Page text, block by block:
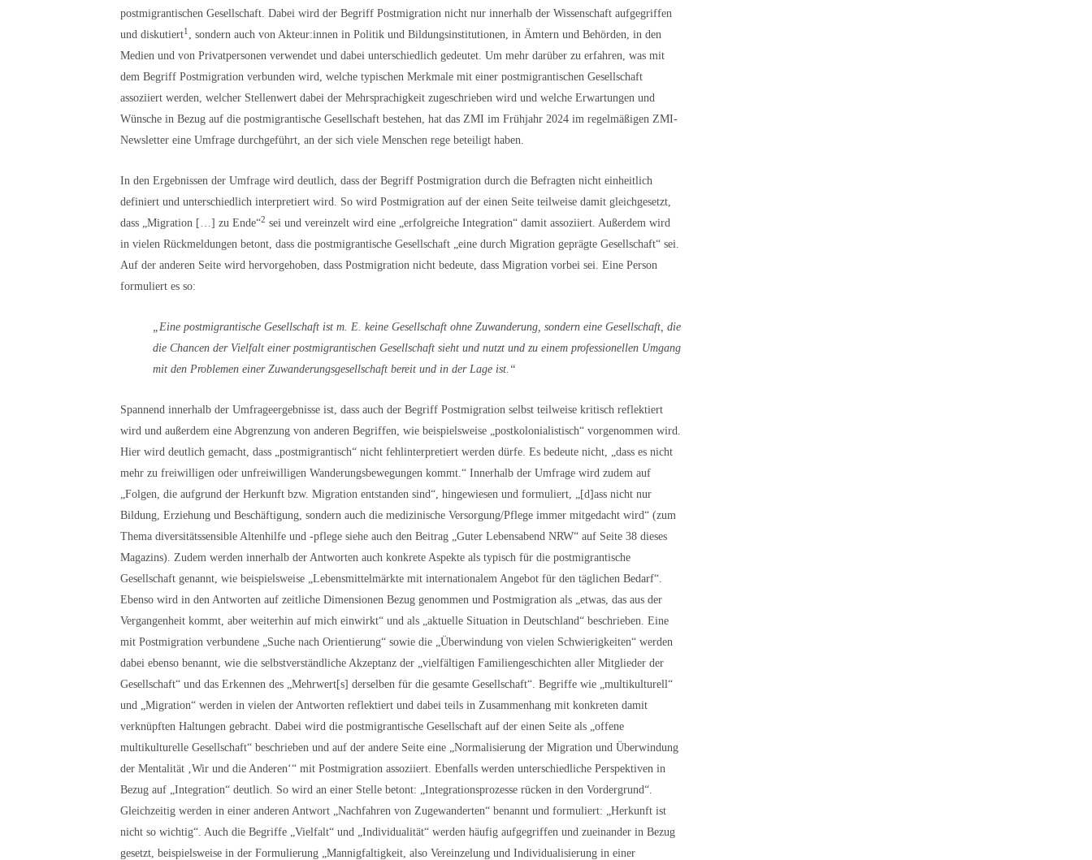
postmigrantischen Gesellschaft. Dabei wird der Begriff Postmigration nicht nur innerhalb der Wissenschaft aufgegriffen
und diskutiert1
, sondern auch von Akteur:innen in Politik und Bildungsinstitutionen, in Ämtern und Behörden, in den
Medien und von Privatpersonen verwendet und dabei unterschiedlich gedeutet. Um mehr darüber zu erfahren, was mit
dem Begriff Postmigration verbunden wird, welche typischen Merkmale mit einer postmigrantischen Gesellschaft
assoziiert werden, welcher Stellenwert dabei der Mehrsprachigkeit zugeschrieben wird und welche Erwartungen und
Wünsche in Bezug auf die postmigrantische Gesellschaft bestehen, hat das ZMI im Frühjahr 2024 im regelmäßigen ZMI-
Newsletter eine Umfrage durchgeführt, an der sich viele Menschen rege beteiligt haben.
In den Ergebnissen der Umfrage wird deutlich, dass der Begriff Postmigration durch die Befragten nicht einheitlich
definiert und unterschiedlich interpretiert wird. So wird Postmigration auf der einen Seite teilweise damit gleichgesetzt,
dass „Migration […] zu Ende“2 sei und vereinzelt wird eine „erfolgreiche Integration“ damit assoziiert. Außerdem wird
in vielen Rückmeldungen betont, dass die postmigrantische Gesellschaft „eine durch Migration geprägte Gesellschaft“ sei.
Auf der anderen Seite wird hervorgehoben, dass Postmigration nicht bedeute, dass Migration vorbei sei. Eine Person
formuliert es so:
„Eine postmigrantische Gesellschaft ist m. E. keine Gesellschaft ohne Zuwanderung, sondern eine Gesellschaft, die
die Chancen der Vielfalt einer postmigrantischen Gesellschaft sieht und nutzt und zu einem professionellen Umgang
mit den Problemen einer Zuwanderungsgesellschaft bereit und in der Lage ist.“
Spannend innerhalb der Umfrageergebnisse ist, dass auch der Begriff Postmigration selbst teilweise kritisch reflektiert
wird und außerdem eine Abgrenzung von anderen Begriffen, wie beispielsweise „postkolonialistisch“ vorgenommen wird.
Hier wird deutlich gemacht, dass „postmigrantisch“ nicht fehlinterpretiert werden dürfe. Es bedeute nicht, „dass es nicht
mehr zu freiwilligen oder unfreiwilligen Wanderungsbewegungen kommt.“ Innerhalb der Umfrage wird zudem auf
„Folgen, die aufgrund der Herkunft bzw. Migration entstanden sind“, hingewiesen und formuliert, „[d]ass nicht nur
Bildung, Erziehung und Beschäftigung, sondern auch die medizinische Versorgung/Pflege immer mitgedacht wird“ (zum
Thema diversitätssensible Altenhilfe und -pflege siehe auch den Beitrag „Guter Lebensabend NRW“ auf Seite 38 dieses
Magazins). Zudem werden innerhalb der Antworten auch konkrete Aspekte als typisch für die postmigrantische
Gesellschaft genannt, wie beispielsweise „Lebensmittelmärkte mit internationalem Angebot für den täglichen Bedarf“.
Ebenso wird in den Antworten auf zeitliche Dimensionen Bezug genommen und Postmigration als „etwas, das aus der
Vergangenheit kommt, aber weiterhin auf mich einwirkt“ und als „aktuelle Situation in Deutschland“ beschrieben. Eine
mit Postmigration verbundene „Suche nach Orientierung“ sowie die „Überwindung von vielen Schwierigkeiten“ werden
dabei ebenso benannt, wie die selbstverständliche Akzeptanz der „vielfältigen Familiengeschichten aller Mitglieder der
Gesellschaft“ und das Erkennen des „Mehrwert[s] derselben für die gesamte Gesellschaft“. Begriffe wie „multikulturell“
und „Migration“ werden in vielen der Antworten reflektiert und dabei teils in Zusammenhang mit konkreten damit
verknüpften Haltungen gebracht. Dabei wird die postmigrantische Gesellschaft auf der einen Seite als „offene
multikulturelle Gesellschaft“ beschrieben und auf der andere Seite eine „Normalisierung der Migration und Überwindung
der Mentalität ‚Wir und die Anderen‘“ mit Postmigration assoziiert. Ebenfalls werden unterschiedliche Perspektiven in
Bezug auf „Integration“ deutlich. So wird an einer Stelle betont: „Integrationsprozesse rücken in den Vordergrund“.
Gleichzeitig werden in einer anderen Antwort „Nachfahren von Zugewanderten“ benannt und formuliert: „Herkunft ist
nicht so wichtig“. Auch die Begriffe „Vielfalt“ und „Individualität“ werden häufig aufgegriffen und zueinander in Bezug
gesetzt, beispielsweise in der Formulierung „Mannigfaltigkeit, also Vereinzelung und Individualisierung in einer